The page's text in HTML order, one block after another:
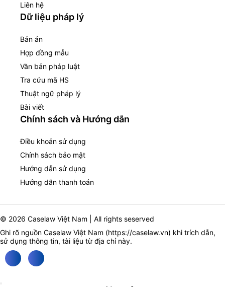
Liên hệ
Dữ liệu pháp lý
Bản án
Hợp đồng mẫu
Văn bản pháp luật
Tra cứu mã HS
Thuật ngữ pháp lý
Bài viết
Chính sách và Hướng dẫn
Điều khoản sử dụng
Chính sách bảo mật
Hướng dẫn sử dụng
Hướng dẫn thanh toán
© 2026 Caselaw Việt Nam | All rights seserved
Ghi rõ nguồn Caselaw Việt Nam (https://caselaw.vn) khi trích dẫn,
sử dụng thông tin, tài liệu từ địa chỉ này.